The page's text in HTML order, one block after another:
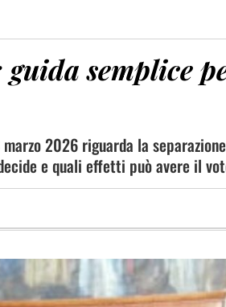
semplice
2026 riguarda la
e quali effetti può avere il